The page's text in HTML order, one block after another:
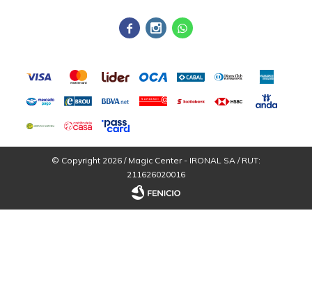
  
© Copyright 2026 / Magic Center - IRONAL SA / RUT:
211626020016